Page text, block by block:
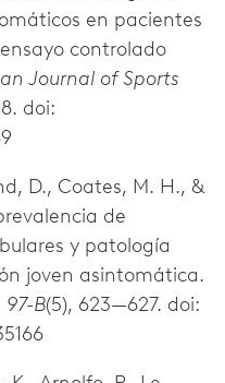
en pacientes
controlado
Journal of Sports
doi:
D., Coates, M. H., &
de
y patología
joven asintomática.
97-B(5), 623—627. doi: